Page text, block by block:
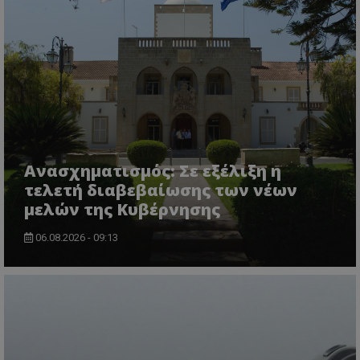
Ανασχηματισμός: Σε εξέλιξη η
τελετή διαβεβαίωσης των νέων
μελών της Κυβέρνησης
06.08.2026 - 09:13
ASP.NET_SessionId
Microsoft Corporation
YouTube